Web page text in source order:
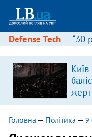
Defense Tech “30
Головна — Політика — 9